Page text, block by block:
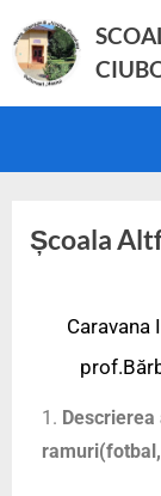
Școala
Caravana